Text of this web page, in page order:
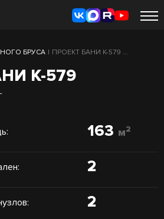
БРУСА | ПРОЕКТ БАНИ К-579 ...
К-579
163 м2
2
2